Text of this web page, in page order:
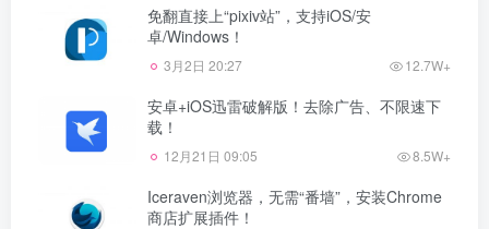
免翻直接上“pixiv站”，支持iOS/安
卓/Windows！
3月2日 20:27 12.7W+
安卓+iOS迅雷破解版！去除广告、不限速下
载！
12月21日 09:05 8.5W+
Iceraven浏览器，无需“番墙”，安装Chrome
商店扩展插件！